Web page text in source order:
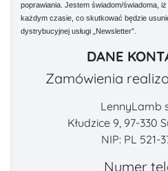
poprawiania. Jestem świadom/świadoma,
każdym czasie, co skutkować będzie
dystrybucyjnej usługi „Newsletter”.
DANE
Zamówienia
LennyLamb
Kłudzice 9, 97-330
NIP: PL 521-
Numer